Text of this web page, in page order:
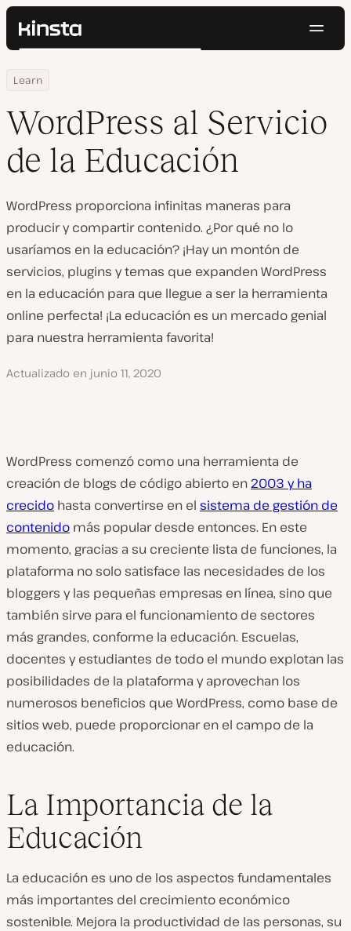
Kinsta®
Recursos
Buscar
Home
Centro de Recursos
Learn
WordPress al Servicio de la Educación
WordPress al Servicio
de la Educación
WordPress proporciona infinitas maneras para
producir y compartir contenido. ¿Por qué no lo
usaríamos en la educación? ¡Hay un montón de
servicios, plugins y temas que expanden WordPress
en la educación para que llegue a ser la herramienta
online perfecta! ¡La educación es un mercado genial
para nuestra herramienta favorita!
Actualizado en junio 11, 2020
WordPress comenzó como una herramienta de
creación de blogs de código abierto en2003 y ha
crecido hasta convertirse en el sistema de gestión de
contenido más popular desde entonces. En este
momento, gracias a su creciente lista de funciones, la
plataforma no solo satisface las necesidades de los
bloggers y las pequeñas empresas en línea, sino que
también sirve para el funcionamiento de sectores
más grandes, conforme la educación. Escuelas,
docentes y estudiantes de todo el mundo explotan las
posibilidades de la plataforma y aprovechan los
numerosos beneficios que WordPress, como base de
sitios web, puede proporcionar en el campo de la
educación.
La Importancia de la
Educación
La educación es uno de los aspectos fundamentales
más importantes del crecimiento económico
sostenible. Mejora la productividad de las personas, su